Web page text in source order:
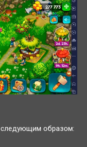
следующим образом: